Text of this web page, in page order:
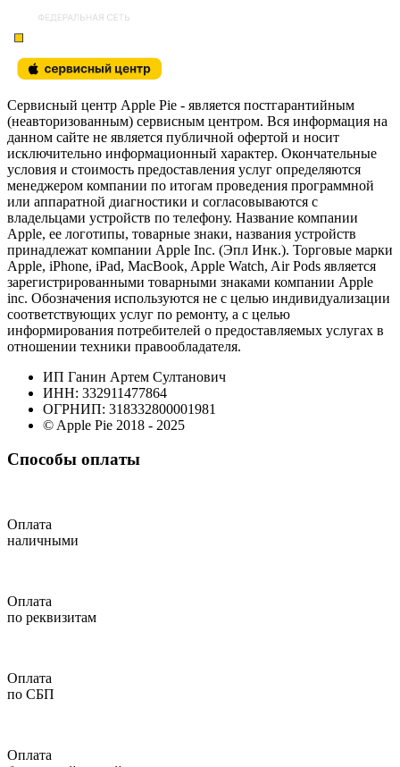
Сервисный центр Apple Pie - является постгарантийным
(неавторизованным) сервисным центром. Вся информация на
данном сайте не является публичной офертой и носит
исключительно информационный характер. Окончательные
условия и стоимость предоставления услуг определяются
менеджером компании по итогам проведения программной
или аппаратной диагностики и согласовываются с
владельцами устройств по телефону. Название компании
Apple, ее логотипы, товарные знаки, названия устройств
принадлежат компании Apple Inc. (Эпл Инк.). Торговые марки
Apple, iPhone, iPad, MacBook, Apple Watch, Air Pods является
зарегистрированными товарными знаками компании Apple
inc. Обозначения используются не с целью индивидуализации
соответствующих услуг по ремонту, а с целью
информирования потребителей о предоставляемых услугах в
отношении техники правообладателя.
ИП Ганин Артем Султанович
ИНН: 332911477864
ОГРНИП: 318332800001981
© Apple Pie 2018 - 2025
Способы оплаты
Оплата
наличными
Оплата
по реквизитам
Оплата
по СБП
Оплата